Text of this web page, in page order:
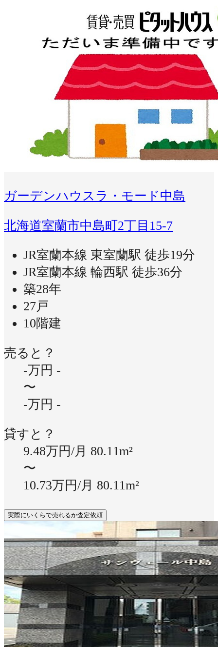
ガーデンハウスラ・モード中島
北海道室蘭市中島町2丁目15-7
JR室蘭本線 東室蘭駅 徒歩19分
JR室蘭本線 輪西駅 徒歩36分
築28年
27戸
10階建
売ると？
-万円 -
〜
-万円 -
貸すと？
9.48万円/月 80.11m²
〜
10.73万円/月 80.11m²
実際にいくらで売れるか査定依頼